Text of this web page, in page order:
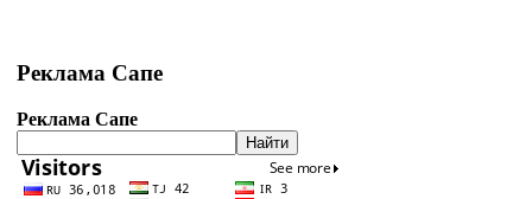
Реклама Сапе
Реклама Сапе